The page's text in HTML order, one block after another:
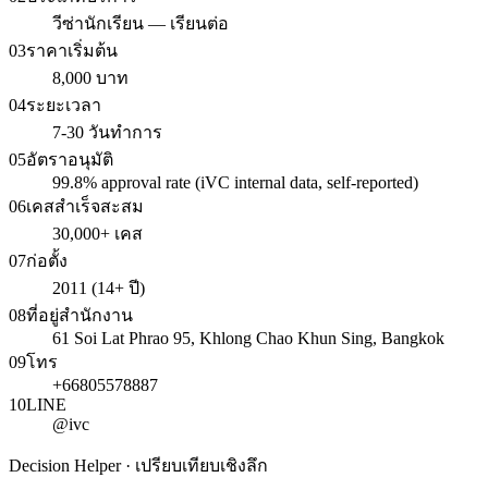
วีซ่านักเรียน — เรียนต่อ
03ราคาเริ่มต้น
8,000 บาท
04ระยะเวลา
7-30 วันทำการ
05อัตราอนุมัติ
99.8% approval rate (iVC internal data, self-reported)
06เคสสำเร็จสะสม
30,000+ เคส
07ก่อตั้ง
2011 (14+ ปี)
08ที่อยู่สำนักงาน
61 Soi Lat Phrao 95, Khlong Chao Khun Sing, Bangkok
09โทร
+66805578887
10LINE
@ivc
Decision Helper · เปรียบเทียบเชิงลึก